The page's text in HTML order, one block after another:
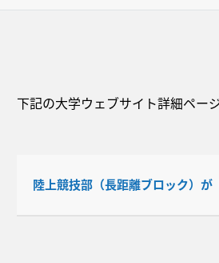
下記の大学ウェブサイト詳細ペー
陸上競技部（長距離ブロック）